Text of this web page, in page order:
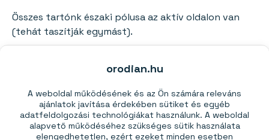
orodian.hu
A weboldal működésének és az Ön számára releváns
ajánlatok javítása érdekében sütiket és egyéb
adatfeldolgozási technológiákat használunk. A weboldal
alapvető működéséhez szükséges sütik használata
elengedhetetlen, ezért ezeket minden esetben
Összes tartónk északi pólusa az aktív oldalon van
(tehát taszítják egymást).
Pot mágnes csavarlyukkal 32×8 mm
30 kg(N38)